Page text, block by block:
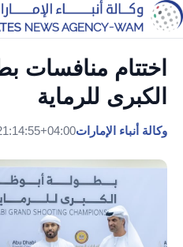
اختتام منافسات
الكبرى للرماية
وكالة أنباء الإمارات